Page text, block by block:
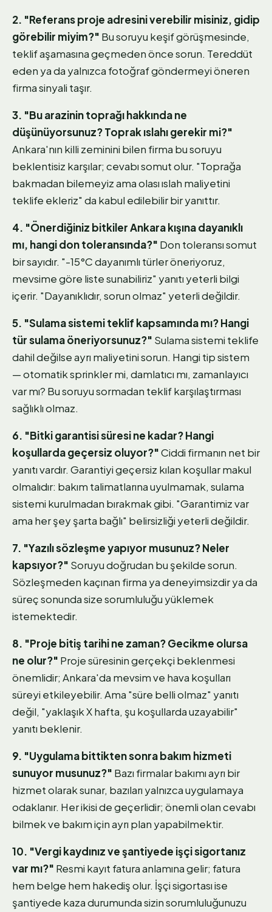
2. "Referans proje adresini verebilir misiniz, gidip
görebilir miyim?" Bu soruyu keşif görüşmesinde,
teklif aşamasına geçmeden önce sorun. Tereddüt
eden ya da yalnızca fotoğraf göndermeyi öneren
firma sinyali taşır.
3. "Bu arazinin toprağı hakkında ne
düşünüyorsunuz? Toprak ıslahı gerekir mi?"
Ankara'nın killi zeminini bilen firma bu soruyu
beklentisiz karşılar; cevabı somut olur. "Toprağa
bakmadan bilemeyiz ama olası ıslah maliyetini
teklife ekleriz" da kabul edilebilir bir yanıttır.
4. "Önerdiğiniz bitkiler Ankara kışına dayanıklı
mı, hangi don toleransında?" Don toleransı somut
bir sayıdır. "-15°C dayanımlı türler öneriyoruz,
mevsime göre liste sunabiliriz" yanıtı yeterli bilgi
içerir. "Dayanıklıdır, sorun olmaz" yeterli değildir.
5. "Sulama sistemi teklif kapsamında mı? Hangi
tür sulama öneriyorsunuz?" Sulama sistemi teklife
dahil değilse ayrı maliyetini sorun. Hangi tip sistem
— otomatik sprinkler mi, damlatıcı mı, zamanlayıcı
var mı? Bu soruyu sormadan teklif karşılaştırması
sağlıklı olmaz.
6. "Bitki garantisi süresi ne kadar? Hangi
koşullarda geçersiz oluyor?"Ciddi firmanın net bir
yanıtı vardır. Garantiyi geçersiz kılan koşullar makul
olmalıdır: bakım talimatlarına uyulmamak, sulama
sistemi kurulmadan bırakmak gibi. "Garantimiz var
ama her şey şarta bağlı" belirsizliği yeterli değildir.
7. "Yazılı sözleşme yapıyor musunuz? Neler
kapsıyor?" Soruyu doğrudan bu şekilde sorun.
Sözleşmeden kaçınan firma ya deneyimsizdir ya da
süreç sonunda size sorumluluğu yüklemek
istemektedir.
8. "Proje bitiş tarihi ne zaman? Gecikme olursa
ne olur?" Proje süresinin gerçekçi beklenmesi
önemlidir; Ankara'da mevsim ve hava koşulları
süreyi etkileyebilir. Ama "süre belli olmaz" yanıtı
değil, "yaklaşık X hafta, şu koşullarda uzayabilir"
yanıtı beklenir.
9. "Uygulama bittikten sonra bakım hizmeti
sunuyor musunuz?" Bazı firmalar bakımı ayrı bir
hizmet olarak sunar, bazıları yalnızca uygulamaya
odaklanır. Her ikisi de geçerlidir; önemli olan cevabı
bilmek ve bakım için ayrı plan yapabilmektir.
10. "Vergi kaydınız ve şantiyede işçi sigortanız
var mı?" Resmi kayıt fatura anlamına gelir; fatura
hem belge hem hakediş olur. İşçi sigortası ise
şantiyede kaza durumunda sizin sorumluluğunuzu